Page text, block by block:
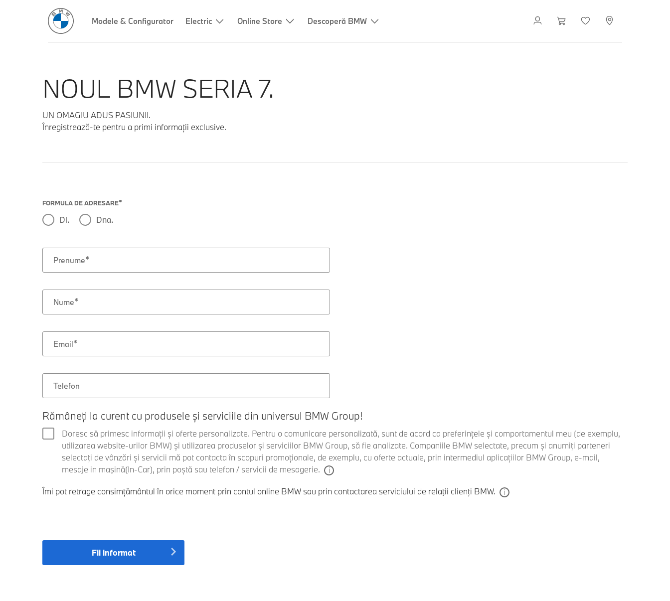
NOUL BMW SERIA 7.
UN OMAGIU ADUS PASIUNII.
Înregistrează-te pentru a primi informații exclusive.
FORMULA DE ADRESARE
Dl. Dna.
Prenume
Nume
Email
Telefon
Rămâneți la curent cu produsele și serviciile din universul BMW Group!
Doresc să primesc informații și oferte personalizate. Pentru o comunicare personalizată, sunt de acord ca preferințele și comportamentul meu (de exemplu,
utilizarea website-urilor BMW) și utilizarea produselor și serviciilor BMW Group, să fie analizate. Companiile BMW selectate, precum și anumiți parteneri
selectați de vânzări și servicii mă pot contacta în scopuri promoționale, de exemplu, cu oferte actuale, prin intermediul aplicațiilor BMW Group, e-mail,
mesaje in maşină(In-Car), prin poștă sau telefon / servicii de mesagerie.
Îmi pot retrage consimțământul în orice moment prin contul online BMW sau prin contactarea serviciului de relaţii clienți BMW.
Fii informat